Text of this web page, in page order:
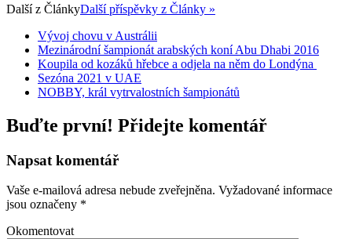
Další z ČlánkyDalší příspěvky z Články »
Vývoj chovu v Austrálii
Mezinárodní šampionát arabských koní Abu Dhabi 2016
Koupila od kozáků hřebce a odjela na něm do Londýna
Sezóna 2021 v UAE
NOBBY, král vytrvalostních šampionátů
Buďte první! Přidejte komentář
Napsat komentář
Vaše e-mailová adresa nebude zveřejněna. Vyžadované informace
jsou označeny *
Okomentovat